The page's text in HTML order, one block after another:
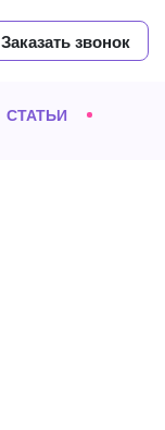
Заказать звонок
СТАТЬИ